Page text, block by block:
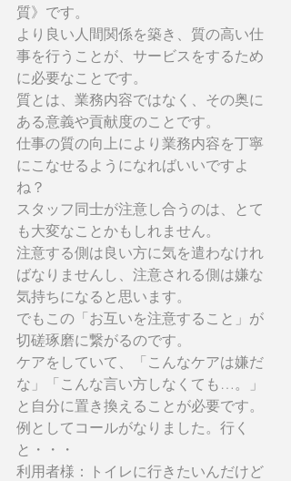
質》です。
より良い人間関係を築き、質の高い仕
事を行うことが、サービスをするため
に必要なことです。
質とは、業務内容ではなく、その奥に
ある意義や貢献度のことです。
仕事の質の向上により業務内容を丁寧
にこなせるようになればいいですよ
ね？
スタッフ同士が注意し合うのは、とて
も大変なことかもしれません。
注意する側は良い方に気を遣わなけれ
ばなりませんし、注意される側は嫌な
気持ちになると思います。
でもこの「お互いを注意すること」が
切磋琢磨に繋がるのです。
ケアをしていて、「こんなケアは嫌だ
な」「こんな言い方しなくても…。」
と自分に置き換えることが必要です。
例としてコールがなりました。行く
と・・・
利用者様：トイレに行きたいんだけど